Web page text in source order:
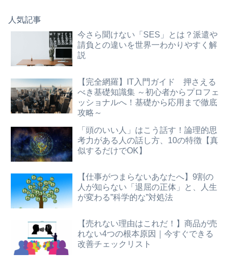
人気記事
今さら聞けない「SES」とは？派遣や
請負との違いを世界一わかりやすく解
説
【完全網羅】IT入門ガイド 押さえる
べき基礎知識集 ～初心者からプロフェ
ッショナルへ！基礎から応用まで徹底
攻略～
「頭のいい人」はこう話す！論理的思
考力がある人の話し方、10の特徴【真
似するだけでOK】
【仕事がつまらないあなたへ】9割の
人が知らない「退屈の正体」と、人生
が変わる”科学的な”対処法
【売れない理由はこれだ！】商品が売
れない4つの根本原因｜今すぐできる
改善チェックリスト